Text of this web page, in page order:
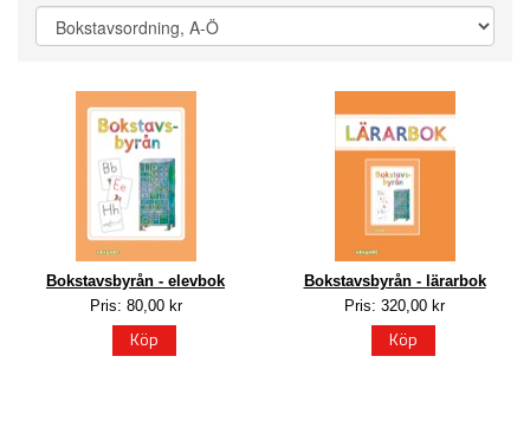
Bokstavsbyrån - elevbok
Pris: 80,00 kr
Köp
Bokstavsbyrån - lärarbok
Pris: 320,00 kr
Köp